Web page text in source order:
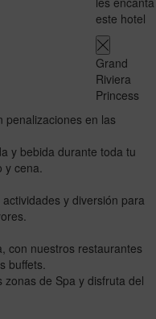
este hotel
Grand
Riviera
Princess
penalizaciones en las
y bebida durante toda tu
cena.
y diversión para
con nuestros restaurantes
buffets.
de Spa y disfruta del